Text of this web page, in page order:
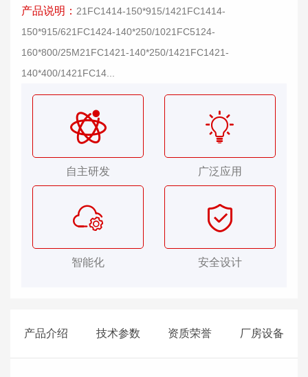
产品说明： 21FC1414-150*915/1421FC1414-
150*915/621FC1424-140*250/1021FC5124-
160*800/25M21FC1421-140*250/1421FC1421-
140*400/1421FC14...
自主研发 广泛应用
智能化 安全设计
产品介绍 技术参数 资质荣誉 厂房设备